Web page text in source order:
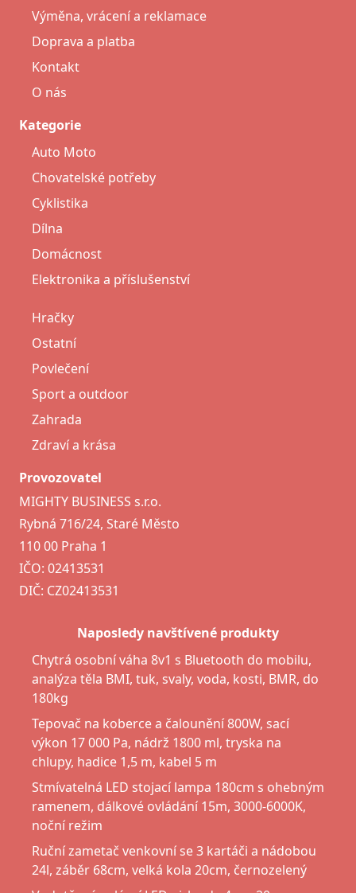
Výměna, vrácení a reklamace
Doprava a platba
Kontakt
O nás
Kategorie
Auto Moto
Chovatelské potřeby
Cyklistika
Dílna
Domácnost
Elektronika a příslušenství
Hračky
Ostatní
Povlečení
Sport a outdoor
Zahrada
Zdraví a krása
Provozovatel
MIGHTY BUSINESS s.r.o.
Rybná 716/24, Staré Město
110 00 Praha 1
IČO: 02413531
DIČ: CZ02413531
Naposledy navštívené produkty
Chytrá osobní váha 8v1 s Bluetooth do mobilu,
analýza těla BMI, tuk, svaly, voda, kosti, BMR, do
180kg
Tepovač na koberce a čalounění 800W, sací
výkon 17 000 Pa, nádrž 1800 ml, tryska na
chlupy, hadice 1,5 m, kabel 5 m
Stmívatelná LED stojací lampa 180cm s ohebným
ramenem, dálkové ovládání 15m, 3000-6000K,
noční režim
Ruční zametač venkovní se 3 kartáči a nádobou
24l, záběr 68cm, velká kola 20cm, černozelený